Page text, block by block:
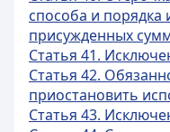
способа и порядка
присужденных
Статья 41.
Статья 42.
приостановить
Статья 43.